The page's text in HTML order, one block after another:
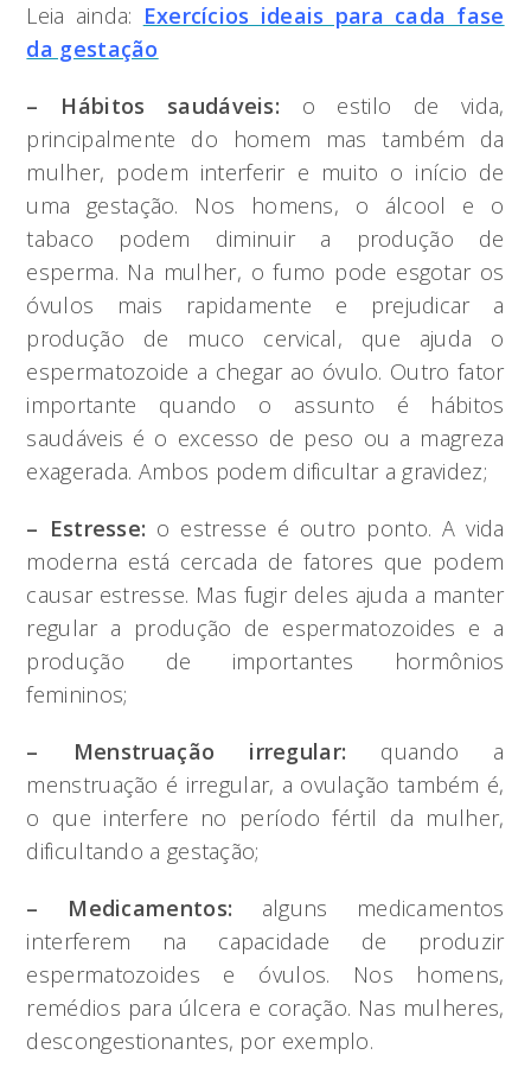
Leia ainda: Exercícios ideais para cada fase
da gestação
– Hábitos saudáveis: o estilo de vida,
principalmente do homem mas também da
mulher, podem interferir e muito o início de
uma gestação. Nos homens, o álcool e o
tabaco podem diminuir a produção de
esperma. Na mulher, o fumo pode esgotar os
óvulos mais rapidamente e prejudicar a
produção de muco cervical, que ajuda o
espermatozoide a chegar ao óvulo. Outro fator
importante quando o assunto é hábitos
saudáveis é o excesso de peso ou a magreza
exagerada. Ambos podem dificultar a gravidez;
– Estresse: o estresse é outro ponto. A vida
moderna está cercada de fatores que podem
causar estresse. Mas fugir deles ajuda a manter
regular a produção de espermatozoides e a
produção de importantes hormônios
femininos;
– Menstruação irregular: quando a
menstruação é irregular, a ovulação também é,
o que interfere no período fértil da mulher,
dificultando a gestação;
– Medicamentos: alguns medicamentos
interferem na capacidade de produzir
espermatozoides e óvulos. Nos homens,
remédios para úlcera e coração. Nas mulheres,
descongestionantes, por exemplo.